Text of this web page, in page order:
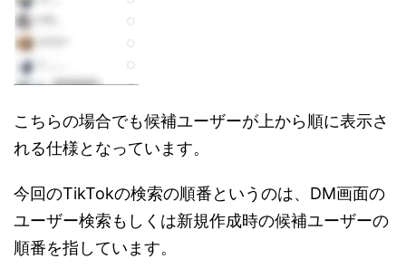
こちらの場合でも候補ユーザーが上から順に表示さ
れる仕様となっています。
今回のTikTokの検索の順番というのは、DM画面の
ユーザー検索もしくは新規作成時の候補ユーザーの
順番を指しています。